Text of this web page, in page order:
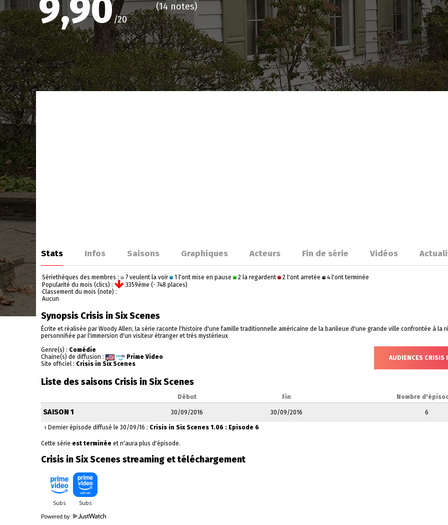
9,90/20
(14 notes)
Stats Infos Saisons Graphiques Acteurs Fin de série Vidéos
Sériethèques des membres : 7 veulent la voir 1 l'ont mise en pause 2 la regardent 2 l'ont arretée
4 l'ont terminée
Popularité du mois (clics) :
3359ème (- 748 places)
Classement du mois (note) :
Aucun
Synopsis Crisis in Six Scenes
Écrite et réalisée par Woody Allen, la série raconte l'histoire d'une famille traditionnelle américaine de la banlieue d'une grande ville confrontée à la
personnifiée par l'immersion d'un visiteur étranger et très mystérieux
Genre(s) : Comédie
Chaine(s) de diffusion :
Prime Video
Site officiel : Crisis in Six Scenes
AUDIENCES CRISIS
Liste des saisons Crisis in Six Scenes
Début Fin Nombre
SAISON 1 30/09/2016 30/09/2016 6
› Dernier épisode diffusé le 30/09/16 : Crisis in Six Scenes 1.06 : Episode 6
Cette série est terminée et n'aura plus d'épisode.
Crisis in Six Scenes streaming et téléchargement
Powered by